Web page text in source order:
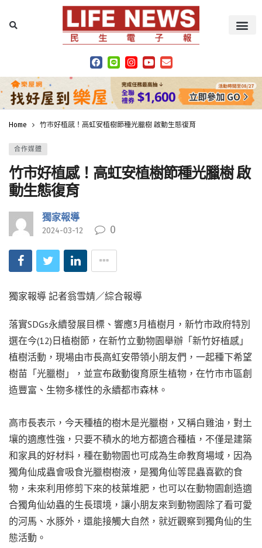
Home 竹市好植感！高虹安植樹節種光臘樹 啟動生態復育
合作媒體
竹市好植感！高虹安植樹節種光臘樹 啟
動生態復育
獨家報導
2024-03-12 0
獨家報導 記者翁雪婧／綜合報導
落實SDGs永續發展目標、響應3月植樹月，新竹市政府特別
選在今(12)日植樹節，在新竹立動物園舉辦「新竹好植感」
植樹活動，現場由市長高虹安帶領小朋友們，一起種下希望
樹苗「光臘樹」，並宣布啟動復育原生植物，在竹市市區創
造豐富、生物多樣性的永續都市森林。
高市長表示，今天種植的樹木是光臘樹，又稱白雞油，對土
壤的適應性強，只要不積水的地方都適合種植，不僅是建築
和家具的好材料，種在動物園也可成為生命教育場域，因為
獨角仙成蟲會吸食光臘樹樹液，是獨角仙等昆蟲喜歡的食
物，未來利用修剪下來的枝葉堆肥，也可以在動物園創造適
合獨角仙幼蟲的生長環境，讓小朋友來到動物園除了看可愛
的河馬、水豚外，還能接觸大自然，就近觀察到獨角仙的生
態活動。